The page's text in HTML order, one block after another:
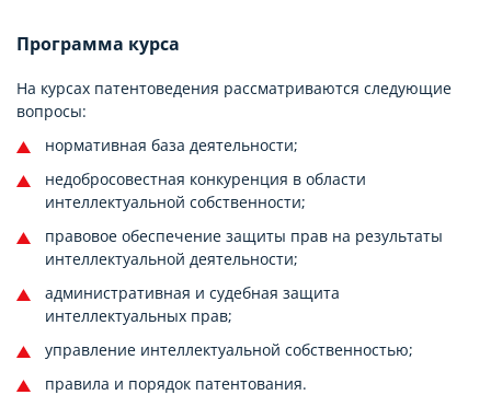
Программа курса
На курсах патентоведения рассматриваются следующие
вопросы:
нормативная база деятельности;
недобросовестная конкуренция в области
интеллектуальной собственности;
правовое обеспечение защиты прав на результаты
интеллектуальной деятельности;
административная и судебная защита
интеллектуальных прав;
управление интеллектуальной собственностью;
правила и порядок патентования.